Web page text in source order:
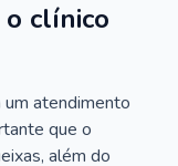
o clínico
atendimento
que o
além do